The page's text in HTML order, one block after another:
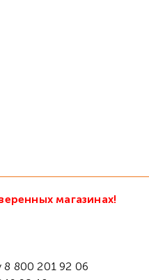
магазинах!
8 800 201 92 06